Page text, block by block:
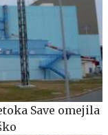
Save omejila